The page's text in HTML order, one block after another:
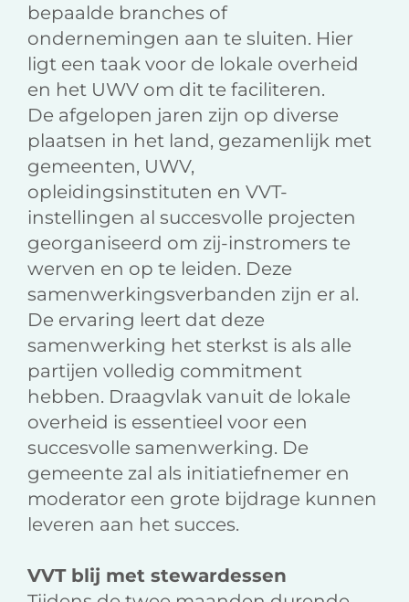
bepaalde branches of
ondernemingen aan te sluiten. Hier
ligt een taak voor de lokale overheid
en het UWV om dit te faciliteren.
De afgelopen jaren zijn op diverse
plaatsen in het land, gezamenlijk met
gemeenten, UWV,
opleidingsinstituten en VVT-
instellingen al succesvolle projecten
georganiseerd om zij-instromers te
werven en op te leiden. Deze
samenwerkingsverbanden zijn er al.
De ervaring leert dat deze
samenwerking het sterkst is als alle
partijen volledig commitment
hebben. Draagvlak vanuit de lokale
overheid is essentieel voor een
succesvolle samenwerking. De
gemeente zal als initiatiefnemer en
moderator een grote bijdrage kunnen
leveren aan het succes.
VVT blij met stewardessen